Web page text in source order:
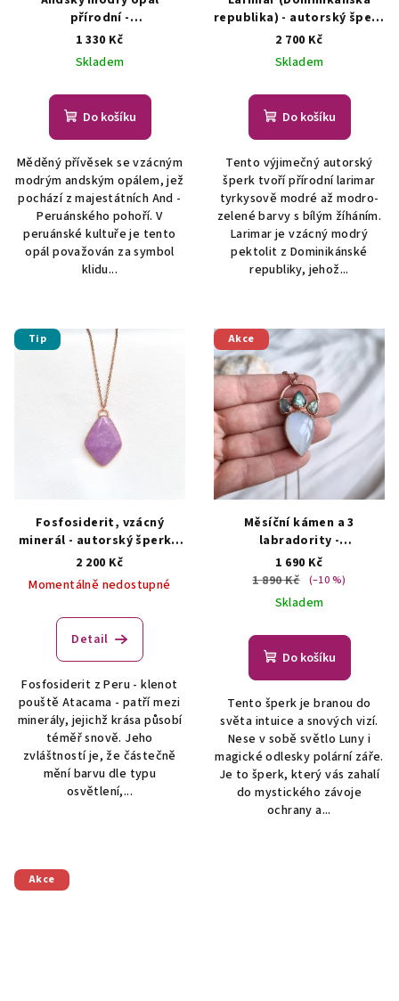
přírodní -
přívěsek/náhrdelník
ŠPERKY S PŘÍRODNÍMI
KRYSTALY
1 330 Kč
Skladem
Do košíku
Měděný přívěsek se vzácným
modrým andským opálem, jež
pochází z majestátních And -
Peruánského pohoří. V
peruánské kultuře je tento
opál považován za symbol
klidu...
republika) - autorský šperk
s larimarem AUTORSKÁ
TVORBA ŠPERKŮ Z
MINERÁLŮ
2 700 Kč
Skladem
Do košíku
Tento výjimečný autorský
šperk tvoří přírodní larimar
tyrkysově modré až modro-
zelené barvy s bílým žíháním.
Larimar je vzácný modrý
pektolit z Dominikánské
republiky, jehož...
Tip
Fosfosiderit, vzácný
minerál - autorský šperk s
fosfosideritemAUTORSKÁ
TVORBA ŠPERKŮ Z
MINERÁLŮ
2 200 Kč
Momentálně nedostupné
Detail
Fosfosiderit z Peru - klenot
pouště Atacama - patří mezi
minerály, jejichž krása působí
téměř snově. Jeho
zvláštností je, že částečně
mění barvu dle typu
osvětlení,...
Akce
Měsíční kámen a 3
labradority -
přívěsek/náhrdelník
AUTORSKÁ TVORBA ŠPERKŮ
Z MINERÁLŮ
1 690 Kč
1 890 Kč
(–10 %)
Skladem
Do košíku
Tento šperk je branou do
světa intuice a snových vizí.
Nese v sobě světlo Luny i
magické odlesky polární záře.
Je to šperk, který vás zahalí
do mystického závoje
ochrany a...
Akce